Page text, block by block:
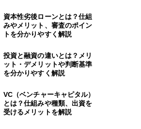
資本性劣後ローンとは？仕組
みやメリット、審査のポイン
トを分かりやすく解説
投資と融資の違いとは？メリ
ット・デメリットや判断基準
を分かりやすく解説
VC（ベンチャーキャピタル）
とは？仕組みや種類、出資を
受けるメリットを解説